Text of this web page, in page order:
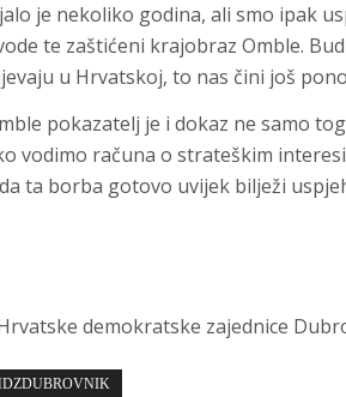
je nekoliko godina, ali smo ipak
te zaštićeni krajobraz Omble.
u Hrvatskoj, to nas čini još
pokazatelj je i dokaz ne samo
vodimo računa o strateškim
ta borba gotovo uvijek bilježi
demokratske zajednice